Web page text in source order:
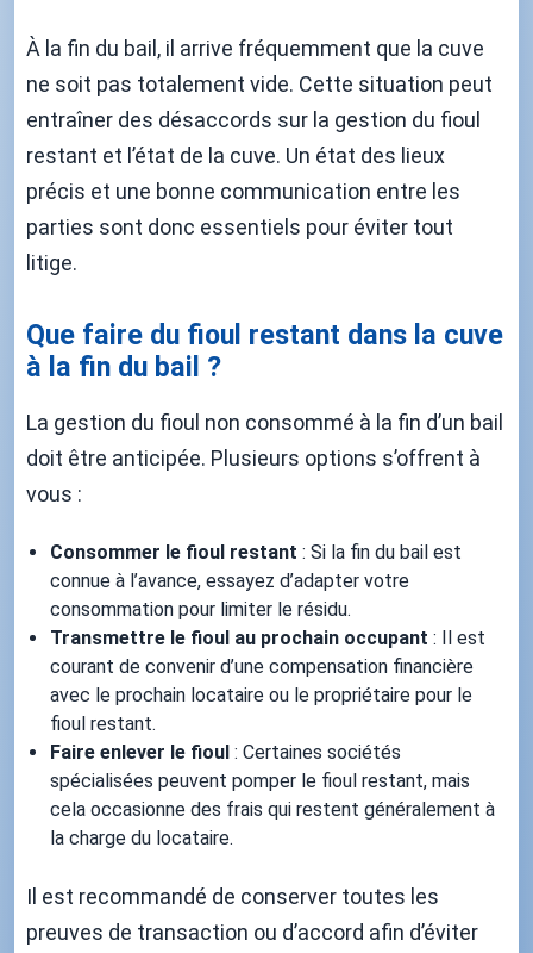
À la fin du bail, il arrive fréquemment que la cuve
ne soit pas totalement vide. Cette situation peut
entraîner des désaccords sur la gestion du fioul
restant et l’état de la cuve. Un état des lieux
précis et une bonne communication entre les
parties sont donc essentiels pour éviter tout
litige.
Que faire du fioul restant dans la cuve
à la fin du bail ?
La gestion du fioul non consommé à la fin d’un bail
doit être anticipée. Plusieurs options s’offrent à
vous :
Consommer le fioul restant : Si la fin du bail est
connue à l’avance, essayez d’adapter votre
consommation pour limiter le résidu.
Transmettre le fioul au prochain occupant : Il est
courant de convenir d’une compensation financière
avec le prochain locataire ou le propriétaire pour le
fioul restant.
Faire enlever le fioul : Certaines sociétés
spécialisées peuvent pomper le fioul restant, mais
cela occasionne des frais qui restent généralement à
la charge du locataire.
Il est recommandé de conserver toutes les
preuves de transaction ou d’accord afin d’éviter